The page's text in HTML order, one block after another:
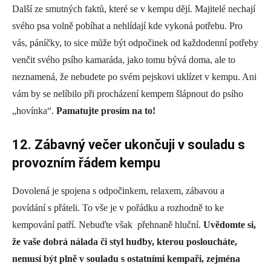
Další ze smutných faktů, které se v kempu dějí. Majitelé nechají
svého psa volně pobíhat a nehlídají kde vykoná potřebu. Pro
vás, páníčky, to sice může být odpočinek od každodenní potřeby
venčit svého psího kamaráda, jako tomu bývá doma, ale to
neznamená, že nebudete po svém pejskovi uklízet v kempu. Ani
vám by se nelíbilo při procházení kempem šlápnout do psího
„hovínka“. Pamatujte prosím na to!
12. Zábavný večer ukončuji v souladu s
provozním řádem kempu
Dovolená je spojena s odpočinkem, relaxem, zábavou a
povídání s přáteli. To vše je v pořádku a rozhodně to ke
kempování patří. Nebuďte však přehnaně hluční. Uvědomte si,
že vaše dobrá nálada či styl hudby, kterou posloucháte,
nemusí být plně v souladu s ostatními kempaři, zejména